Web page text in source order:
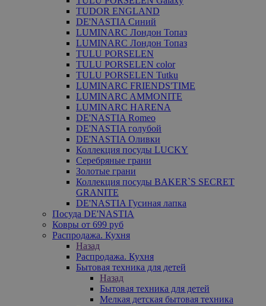
TUDOR ENGLAND
DE'NASTIA Синий
LUMINARC Лондон Топаз
LUMINARC Лондон Топаз
TULU PORSELEN
TULU PORSELEN color
TULU PORSELEN Tutku
LUMINARC FRIENDS'TIME
LUMINARC AMMONITE
LUMINARC HARENA
DE'NASTIA Romeo
DE'NASTIA голубой
DE'NASTIA Оливки
Коллекция посуды LUCKY
Серебряные грани
Золотые грани
Коллекция посуды BAKER`S SECRET
GRANITE
DE'NASTIA Гусиная лапка
Посуда DE'NASTIA
Ковры от 699 руб
Распродажа. Кухня
Назад
Распродажа. Кухня
Бытовая техника для детей
Назад
Бытовая техника для детей
Мелкая детская бытовая техника